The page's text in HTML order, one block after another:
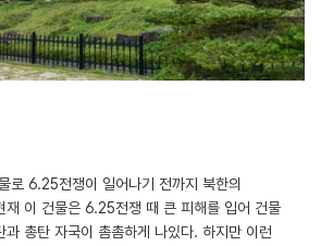
로 6.25전쟁이 일어나기 전까지 북한의
재 이 건물은 6.25전쟁 때 큰 피해를 입어 건물
과 총탄 자국이 촘촘하게 나있다. 하지만 이런